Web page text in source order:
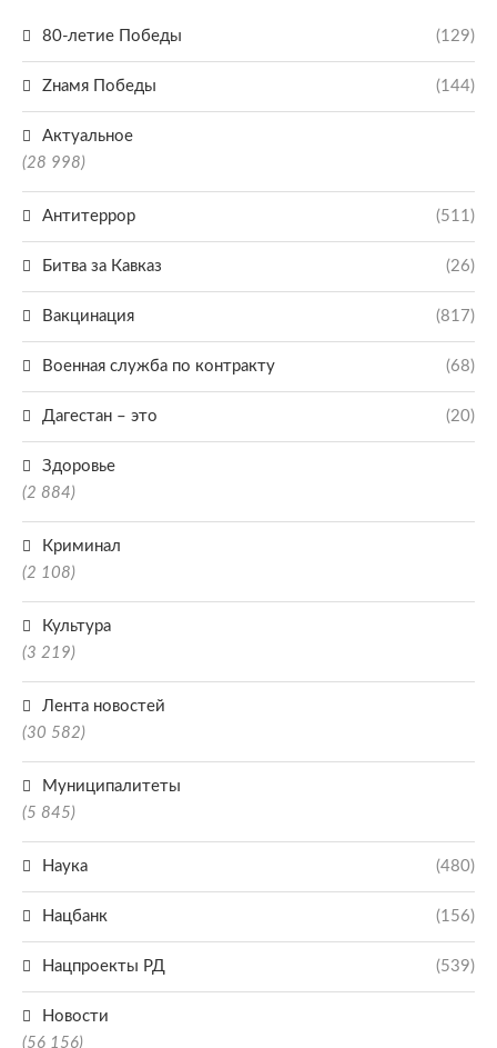
80-летие Победы (129)
Zнамя Победы (144)
Актуальное
(28 998)
Антитеррор (511)
Битва за Кавказ (26)
Вакцинация (817)
Военная служба по контракту (68)
Дагестан – это (20)
Здоровье
(2 884)
Криминал
(2 108)
Культура
(3 219)
Лента новостей
(30 582)
Муниципалитеты
(5 845)
Наука (480)
Нацбанк (156)
Нацпроекты РД (539)
Новости
(56 156)